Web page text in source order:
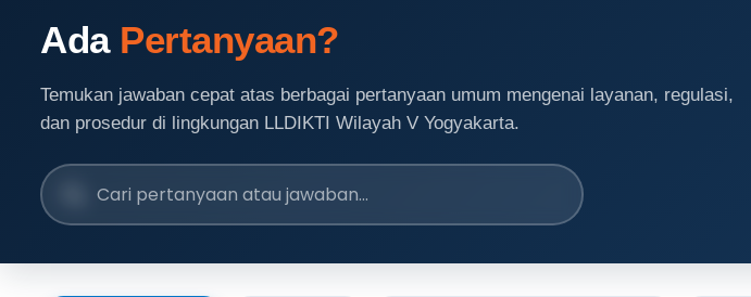
Ada Pertanyaan?
Temukan jawaban cepat atas berbagai pertanyaan umum mengenai layanan, regulasi,
dan prosedur di lingkungan LLDIKTI Wilayah V Yogyakarta.